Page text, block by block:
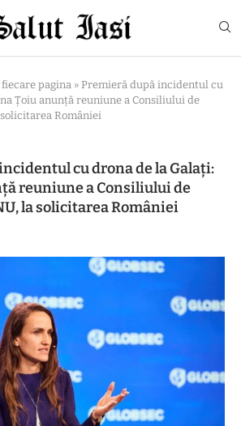
pagina » Premieră după incidentul cu
Țoiu anunță reuniune a Consiliului de
României
cu drona de la Galați:
reuniune a Consiliului de
la solicitarea României